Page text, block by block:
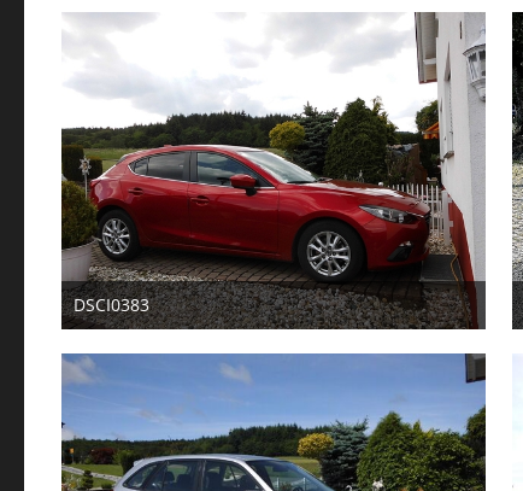
DSCI0383
4. März 2023
2